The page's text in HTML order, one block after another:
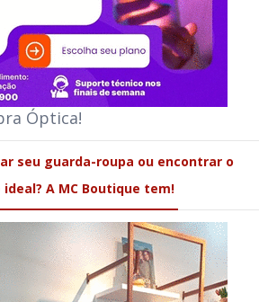
Óptica!
seu guarda-roupa ou encontrar o
A MC Boutique tem!